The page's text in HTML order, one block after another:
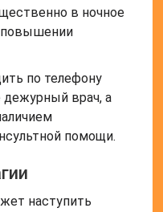
в ночное
повышении
по телефону
врач, а
помощи.
наступить